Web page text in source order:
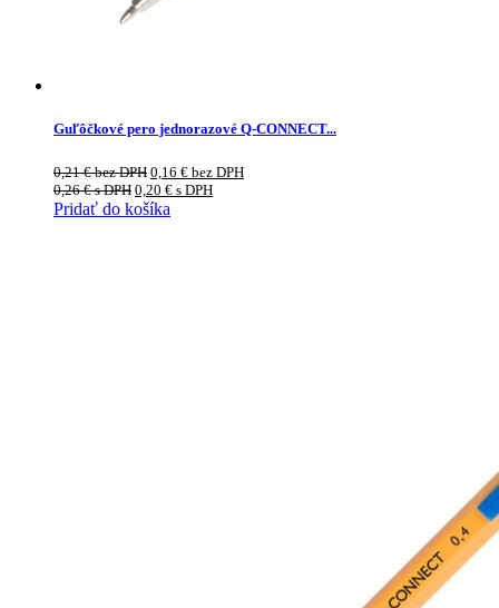
Guľôčkové pero jednorazové Q-CONNECT...
0,21€bez DPH 0,16 € bez DPH
0,26€s DPH 0,20 € s DPH
Pridať do košíka